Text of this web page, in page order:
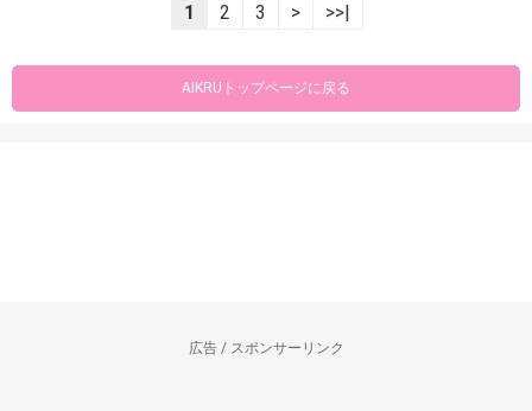
1 2 3 > >>|
AIKRUトップページに戻る
広告 / スポンサーリンク